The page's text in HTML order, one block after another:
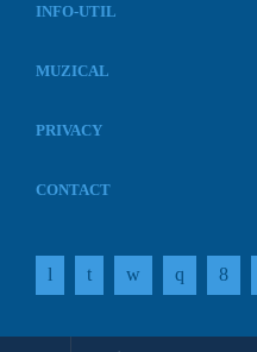
INFO-UTIL
MUZICAL
PRIVACY
CONTACT